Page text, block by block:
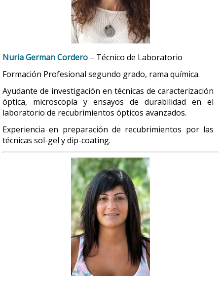
Nuria German Cordero – Técnico de Laboratorio
Formación Profesional segundo grado, rama química.
Ayudante de investigación en técnicas de caracterización
óptica, microscopía y ensayos de durabilidad en el
laboratorio de recubrimientos ópticos avanzados.
Experiencia en preparación de recubrimientos por las
técnicas sol-gel y dip-coating.